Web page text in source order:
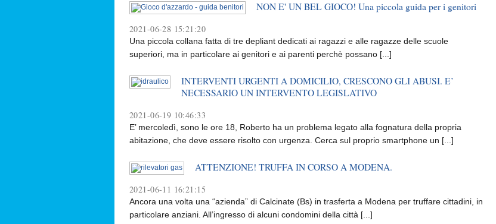
NON E' UN BEL GIOCO! Una piccola guida per i genitori
2021-06-28 15:21:20
Una piccola collana fatta di tre depliant dedicati ai ragazzi e alle ragazze delle scuole
superiori, ma in particolare ai genitori e ai parenti perchè possano [...]
INTERVENTI URGENTI A DOMICILIO, CRESCONO GLI ABUSI. E’
NECESSARIO UN INTERVENTO LEGISLATIVO
2021-06-19 10:46:33
E’ mercoledì, sono le ore 18, Roberto ha un problema legato alla fognatura della propria
abitazione, che deve essere risolto con urgenza. Cerca sul proprio smartphone un [...]
ATTENZIONE! TRUFFA IN CORSO A MODENA.
2021-06-11 16:21:15
Ancora una volta una “azienda” di Calcinate (Bs) in trasferta a Modena per truffare cittadini, in
particolare anziani. All’ingresso di alcuni condomini della città [...]